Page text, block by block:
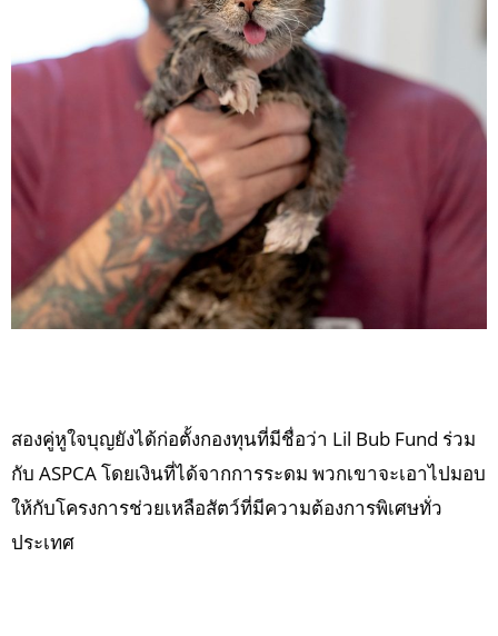
สองคู่หูใจบุญยังได้ก่อตั้งกองทุนที่มีชื่อว่า Lil Bub Fund ร่วม
กับ ASPCA โดยเงินที่ได้จากการระดม พวกเขาจะเอาไปมอบ
ให้กับโครงการช่วยเหลือสัตว์ที่มีความต้องการพิเศษทั่ว
ประเทศ